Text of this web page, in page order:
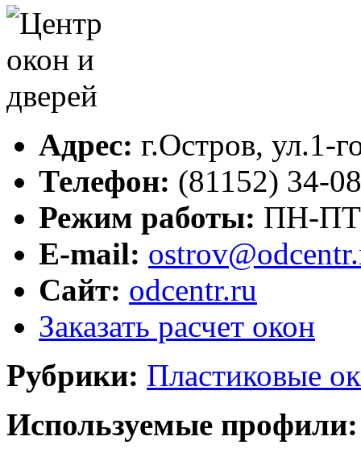
Адрес: г.Остров, ул.1-
Телефон: (81152) 34-
Режим работы: ПН-ПТ
E-mail:
Сайт: odcentr.ru
Заказать расчет окон
Рубрики: Пластиковые
Используемые профили: